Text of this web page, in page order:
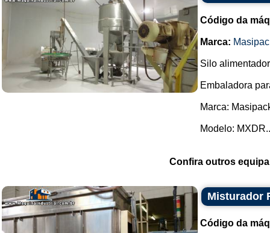
Código da
Marca:
Silo
Embaladora
Marca:
Modelo:
Confira outros
Misturador
Código da